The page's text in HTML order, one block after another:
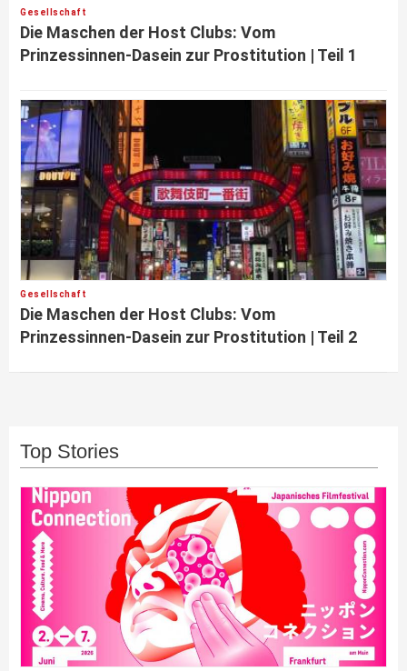
Gesellschaft
Die Maschen der Host Clubs: Vom
Prinzessinnen-Dasein zur Prostitution | Teil 1
Gesellschaft
Die Maschen der Host Clubs: Vom
Prinzessinnen-Dasein zur Prostitution | Teil 2
Top Stories